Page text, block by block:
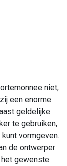
niet,
een enorme
geldelijke
te gebruiken,
vormgeven.
de ontwerper
het gewenste